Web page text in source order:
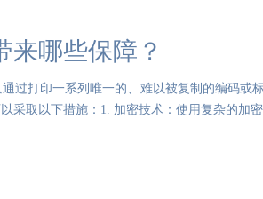
来哪些保障？
过打印一系列唯一的、难以被复制的编码或
采取以下措施：1. 加密技术：使用复杂的加